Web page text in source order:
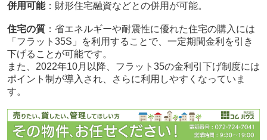
併用可能：財形住宅融資などとの併用が可能。
住宅の質：省エネルギーや耐震性に優れた住宅の購入には
「フラット35S」を利用することで、一定期間金利を引き
下げることが可能です。
また、2022年10月以降、フラット35の金利引下げ制度には
ポイント制が導入され、さらに利用しやすくなっていま
す。